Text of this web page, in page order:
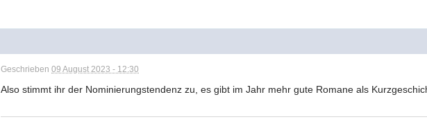
Geschrieben09 August 2023 - 12:30
Also stimmt ihr der Nominierungstendenz zu, es gibt im Jahr mehr gute Romane als